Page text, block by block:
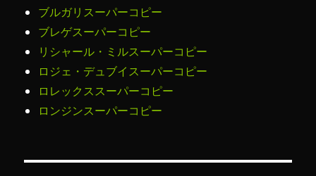
ブルガリスーパーコピー
ブレゲスーパーコピー
リシャール・ミルスーパーコピー
ロジェ・デュブイスーパーコピー
ロレックススーパーコピー
ロンジンスーパーコピー